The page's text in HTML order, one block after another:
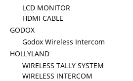
LCD MONITOR
HDMI CABLE
GODOX
Godox Wireless Intercom
HOLLYLAND
WIRELESS TALLY SYSTEM
WIRELESS INTERCOM